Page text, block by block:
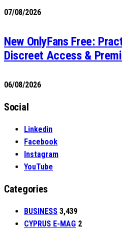
07/08/2026
New OnlyFans Free:
Discreet Access &
06/08/2026
Social
Linkedin
Facebook
Instagram
YouTube
Categories
BUSINESS 3,439
CYPRUS E-MAG 2